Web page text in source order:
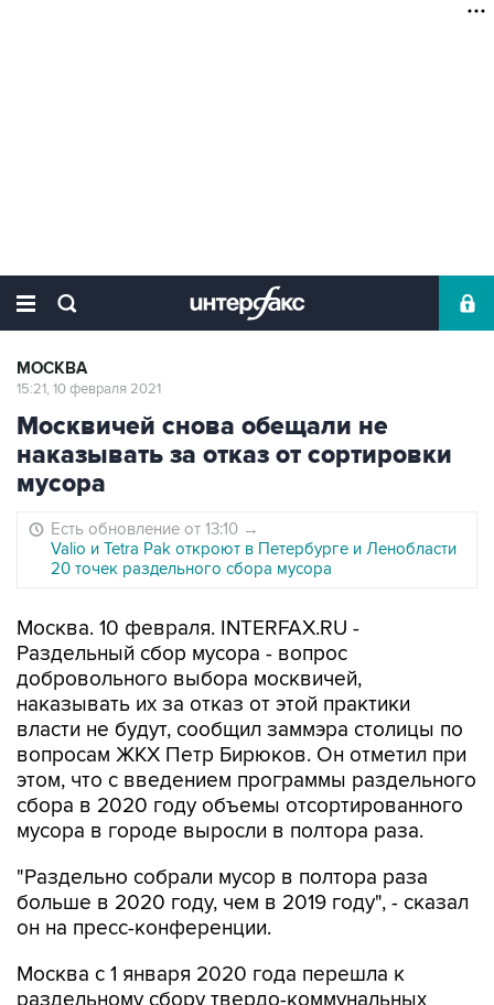
МОСКВА
15:21, 10 февраля 2021
Москвичей снова обещали не
наказывать за отказ от сортировки
мусора
Есть обновление от 13:10 →
Valio и Tetra Pak откроют в Петербурге и Ленобласти
20 точек раздельного сбора мусора
Москва. 10 февраля. INTERFAX.RU -
Раздельный сбор мусора - вопрос
добровольного выбора москвичей,
наказывать их за отказ от этой практики
власти не будут, сообщил заммэра столицы по
вопросам ЖКХ Петр Бирюков. Он отметил при
этом, что с введением программы раздельного
сбора в 2020 году объемы отсортированного
мусора в городе выросли в полтора раза.
"Раздельно собрали мусор в полтора раза
больше в 2020 году, чем в 2019 году", - сказал
он на пресс-конференции.
Москва с 1 января 2020 года перешла к